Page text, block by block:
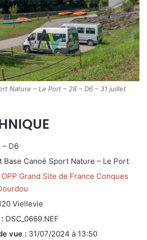
Nature – Le Port – 28 – D6 – 31 juillet
– D6
Base Canoë Sport Nature – Le Port
OPP Grand Site de France Conques
Viellevie
DSC_0669.NEF
vue : 31/07/2024 à 13:50